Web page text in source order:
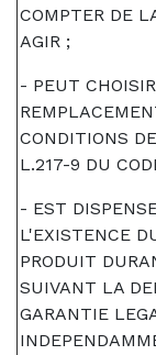
COMPTER DE
AGIR ;
- PEUT
CONDITIONS
L.217-9 DU
- EST
L'EXISTENCE
PRODUIT
SUIVANT LA
GARANTIE